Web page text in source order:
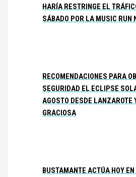
HARÍA RESTRINGE EL
SÁBADO POR LA MUSIC RUN
RECOMENDACIONES PARA
SEGURIDAD EL ECLIPSE
AGOSTO DESDE LANZAROTE
GRACIOSA
BUSTAMANTE ACTÚA HOY